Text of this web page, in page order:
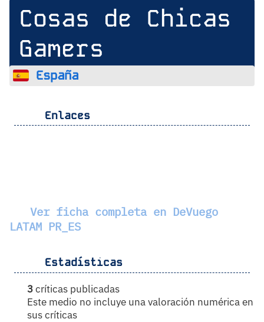
Cosas de Chicas
Gamers
España
Enlaces
Ver ficha completa en DeVuego
LATAM PR_ES
Estadísticas
3críticas publicadas
Este medio no incluye una valoración numérica en
sus críticas